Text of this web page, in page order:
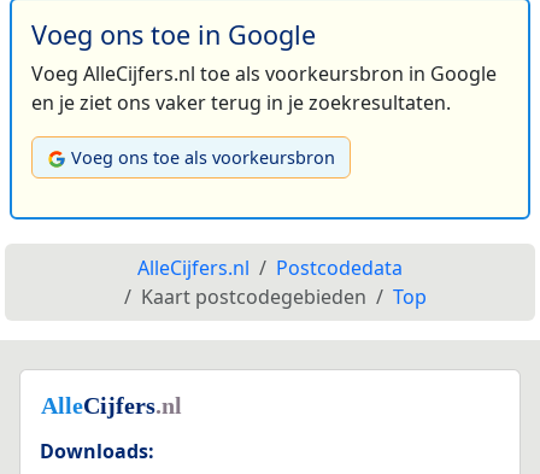
Voeg ons toe in Google
Voeg AlleCijfers.nl toe als voorkeursbron in Google
en je ziet ons vaker terug in je zoekresultaten.
Voeg ons toe als voorkeursbron
AlleCijfers.nl
Postcodedata
Kaart postcodegebieden
Top
Downloads: